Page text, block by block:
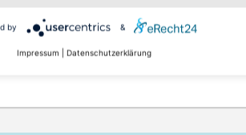
2026 | Lesezeit: 2 Minuten
Einfälle 177 erschienen – Geschwister im Blickpunkt
ein Thema, das oft zu wenig
by &
Impressum Datenschutzerklärung